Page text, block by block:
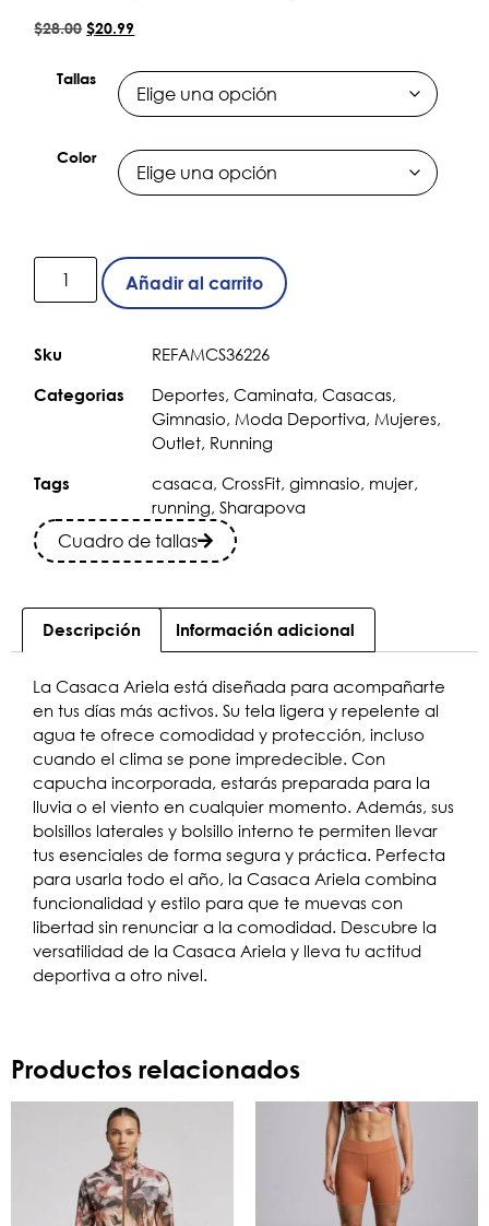
$28.00 $20.99
Tallas
Color
Añadir al carrito
Sku REFAMCS36226
Categorias Deportes,Caminata,Casacas,
Gimnasio, Moda Deportiva, Mujeres,
Outlet, Running
Tags casaca,CrossFit,gimnasio, mujer,
running,Sharapova
Cuadro de tallas
Descripción Información adicional
La Casaca Ariela está diseñada para acompañarte
en tus días más activos. Su tela ligera y repelente al
agua te ofrece comodidad y protección, incluso
cuando el clima se pone impredecible. Con
capucha incorporada, estarás preparada para la
lluvia o el viento en cualquier momento. Además, sus
bolsillos laterales y bolsillo interno te permiten llevar
tus esenciales de forma segura y práctica. Perfecta
para usarla todo el año, la Casaca Ariela combina
funcionalidad y estilo para que te muevas con
libertad sin renunciar a la comodidad. Descubre la
versatilidad de la Casaca Ariela y lleva tu actitud
deportiva a otro nivel.
Productos relacionados